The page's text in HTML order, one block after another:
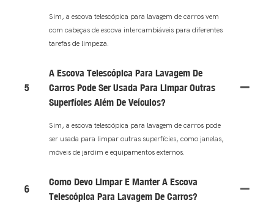
Sim, a escova telescópica para lavagem de carros vem
com cabeças de escova intercambiáveis ​​para diferentes
tarefas de limpeza.
5
A Escova Telescópica Para Lavagem De
Carros Pode Ser Usada Para Limpar Outras
Superfícies Além De Veículos?
Sim, a escova telescópica para lavagem de carros pode
ser usada para limpar outras superfícies, como janelas,
móveis de jardim e equipamentos externos.
6
Como Devo Limpar E Manter A Escova
Telescópica Para Lavagem De Carros?